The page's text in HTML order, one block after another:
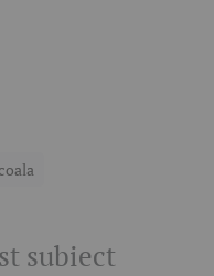
subiect